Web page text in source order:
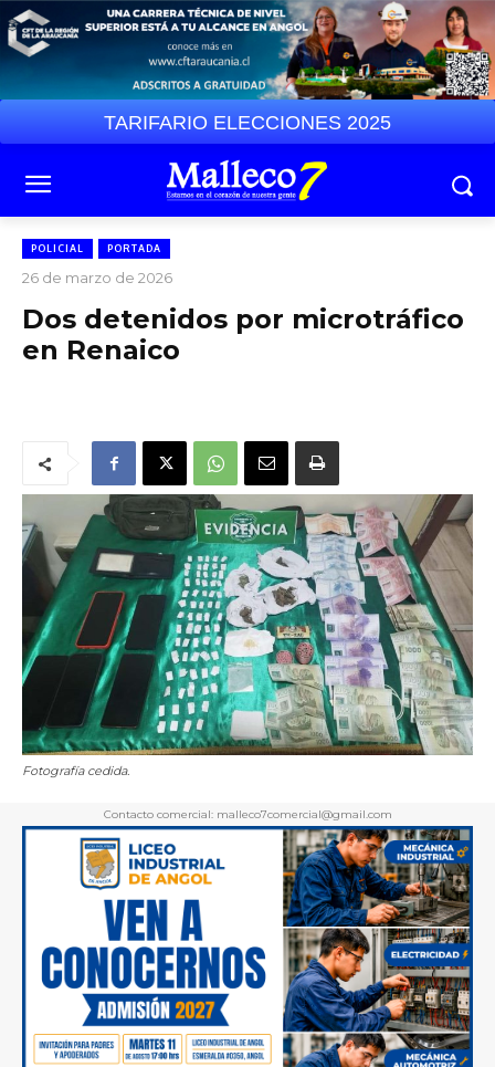
TARIFARIO ELECCIONES 2025
POLICIAL PORTADA
26 de marzo de 2026
Dos detenidos por microtráfico
en Renaico
Fotografía cedida.
Contacto comercial: malleco7comercial@gmail.com